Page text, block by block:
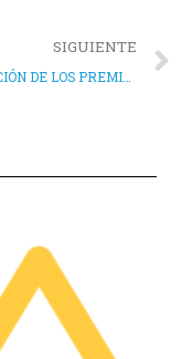
SIGUIENTE
XXVI EDICIÓN DE LOS PREMIOS NUEVAS IDEAS EMPRESARIALES DE FUNDEUM